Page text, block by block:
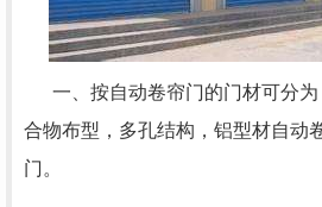
一、按自动卷帘门的门材可分为
合物布型，多孔结构，铝型材自动
门。